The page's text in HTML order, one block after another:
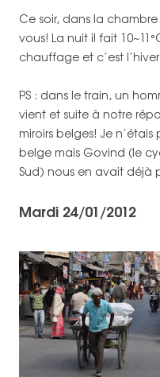
Ce soir, dans la
vous! La nuit il fait
chauffage et c’est
PS : dans le train, un
vient et suite à notre
miroirs belges! Je
belge mais Govind (le
Sud) nous en avait déjà
Mardi 24/01/2012